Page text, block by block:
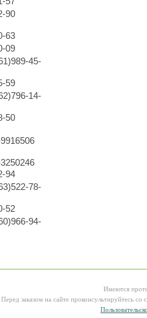
90
63
09
45-
59
14-
50
94
78-
52
94-
Имеются
Перед заказом на сайте проконсультируйтесь со